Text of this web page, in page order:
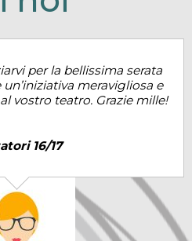
per la bellissima serata
un’iniziativa meravigliosa e
vostro teatro. Grazie mille!
16/17